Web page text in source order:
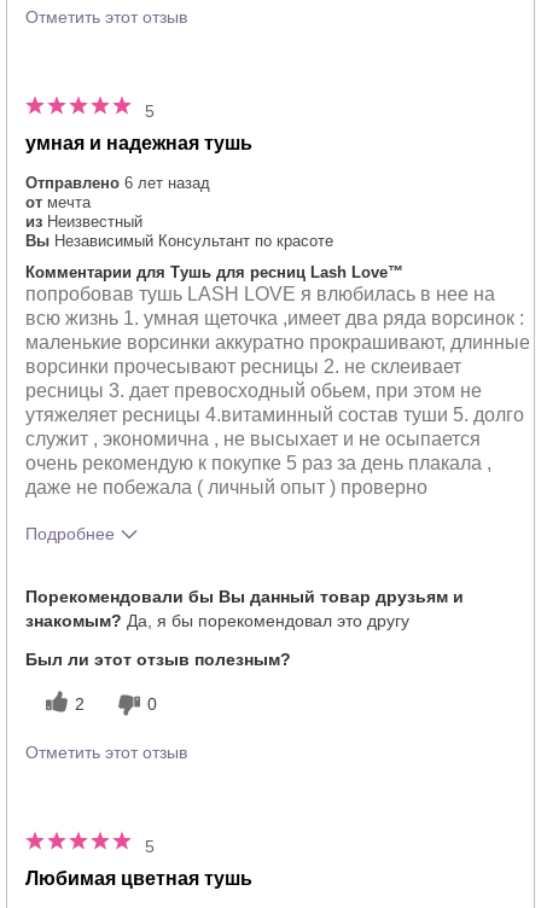
Отметить этот отзыв
5
умная и надежная тушь
Отправлено 6 лет назад
от мечта
из Неизвестный
Вы Независимый Консультант по красоте
Комментарии для Тушь для ресниц Lash Love™
попробовав тушь LASH LOVE я влюбилась в нее на
всю жизнь 1. умная щеточка ,имеет два ряда ворсинок :
маленькие ворсинки аккуратно прокрашивают, длинные
ворсинки прочесывают ресницы 2. не склеивает
ресницы 3. дает превосходный обьем, при этом не
утяжеляет ресницы 4.витаминный состав туши 5. долго
служит , экономична , не высыхает и не осыпается
очень рекомендую к покупке 5 раз за день плакала ,
даже не побежала ( личный опыт ) проверно
Подробнее
продукта?
Как отличается опыт использования
этого продукта от декоративной
Порекомендовали бы Вы данный товар друзьям и
знакомым? Да, я бы порекомендовал это другу
Был ли этот отзыв полезным?
2 0
Отметить этот отзыв
5
Любимая цветная тушь